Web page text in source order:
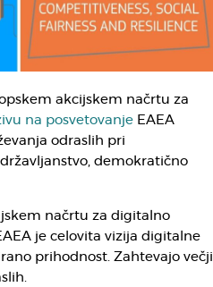
akcijskem načrtu za
na posvetovanjeEAEA
odraslih pri
demokratično
načrtu za digitalno
je celovita vizija digitalne
prihodnost. Zahtevajo večji